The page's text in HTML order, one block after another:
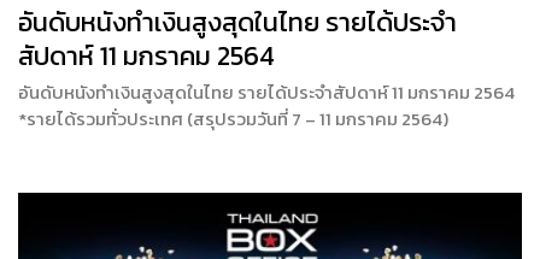
อันดับหนังทำเงินสูงสุดในไทย รายได้ประจำ
สัปดาห์ 11 มกราคม 2564
อันดับหนังทำเงินสูงสุดในไทย รายได้ประจำสัปดาห์ 11 มกราคม 2564
*รายได้รวมทั่วประเทศ (สรุปรวมวันที่ 7 – 11 มกราคม 2564)